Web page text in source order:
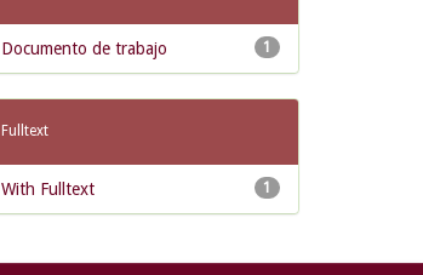
1
Documento de trabajo
Fulltext
1
With Fulltext